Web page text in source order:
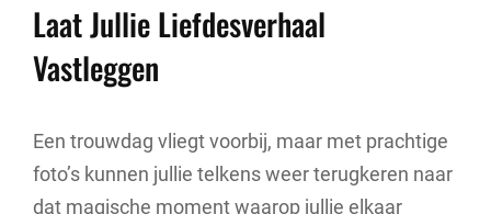
Laat Jullie Liefdesverhaal
Vastleggen
Een trouwdag vliegt voorbij, maar met prachtige
foto’s kunnen jullie telkens weer terugkeren naar
dat magische moment waarop jullie elkaar